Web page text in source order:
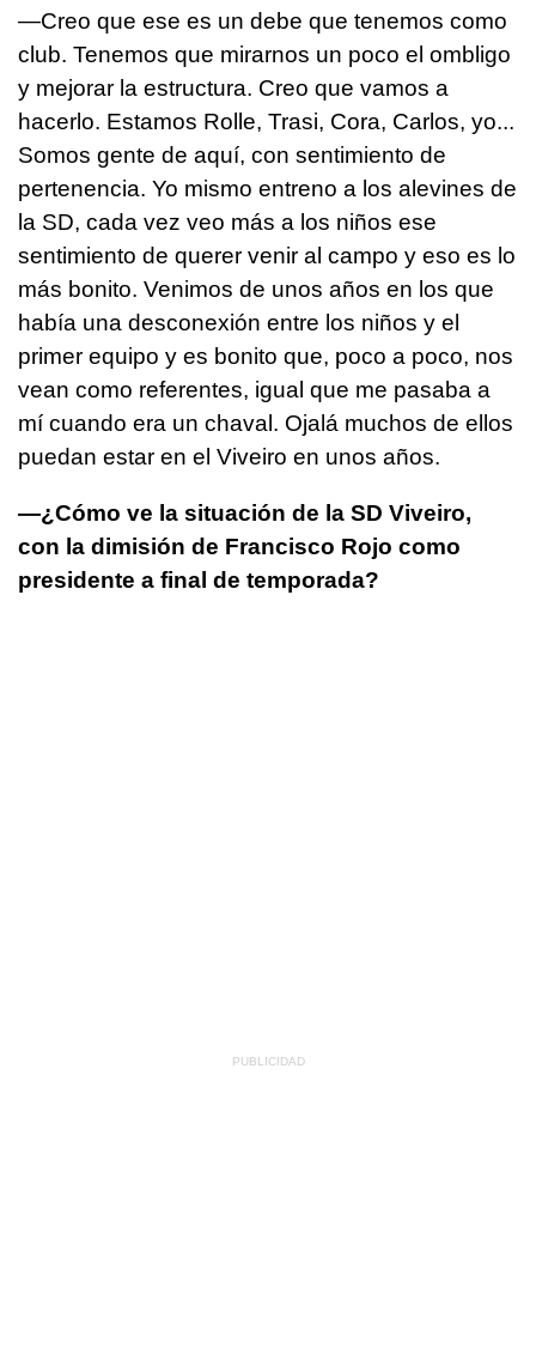
—Creo que ese es un debe que tenemos como
club. Tenemos que mirarnos un poco el ombligo
y mejorar la estructura. Creo que vamos a
hacerlo. Estamos Rolle, Trasi, Cora, Carlos, yo...
Somos gente de aquí, con sentimiento de
pertenencia. Yo mismo entreno a los alevines de
la SD, cada vez veo más a los niños ese
sentimiento de querer venir al campo y eso es lo
más bonito. Venimos de unos años en los que
había una desconexión entre los niños y el
primer equipo y es bonito que, poco a poco, nos
vean como referentes, igual que me pasaba a
mí cuando era un chaval. Ojalá muchos de ellos
puedan estar en el Viveiro en unos años.
—¿Cómo ve la situación de la SD Viveiro,
con la dimisión de Francisco Rojo como
presidente a final de temporada?